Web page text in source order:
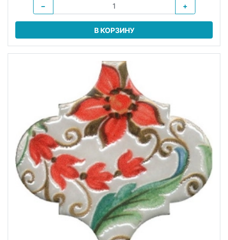
−
+
В КОРЗИНУ